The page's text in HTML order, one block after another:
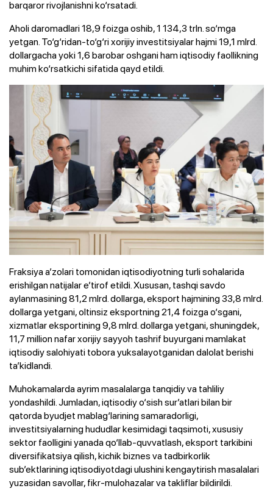
barqaror rivojlanishni ko‘rsatadi.
Aholi daromadlari 18,9 foizga oshib, 1 134,3 trln. so‘mga
yetgan. To‘g‘ridan-to‘g‘ri xorijiy investitsiyalar hajmi 19,1 mlrd.
dollargacha yoki 1,6 barobar oshgani ham iqtisodiy faollikning
muhim ko‘rsatkichi sifatida qayd etildi.
Fraksiya a’zolari tomonidan iqtisodiyotning turli sohalarida
erishilgan natijalar e’tirof etildi. Xususan, tashqi savdo
aylanmasining 81,2 mlrd. dollarga, eksport hajmining 33,8 mlrd.
dollarga yetgani, oltinsiz eksportning 21,4 foizga o‘sgani,
xizmatlar eksportining 9,8 mlrd. dollarga yetgani, shuningdek,
11,7 million nafar xorijiy sayyoh tashrif buyurgani mamlakat
iqtisodiy salohiyati tobora yuksalayotganidan dalolat berishi
ta’kidlandi.
Muhokamalarda ayrim masalalarga tanqidiy va tahliliy
yondashildi. Jumladan, iqtisodiy o‘sish sur’atlari bilan bir
qatorda byudjet mablag‘larining samaradorligi,
investitsiyalarning hududlar kesimidagi taqsimoti, xususiy
sektor faolligini yanada qo‘llab-quvvatlash, eksport tarkibini
diversifikatsiya qilish, kichik biznes va tadbirkorlik
sub’ektlarining iqtisodiyotdagi ulushini kengaytirish masalalari
yuzasidan savollar, fikr-mulohazalar va takliflar bildirildi.